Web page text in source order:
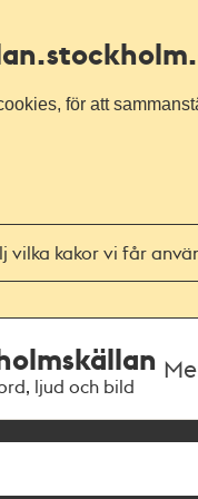
för att
vilka kakor vi får
ljud och bild